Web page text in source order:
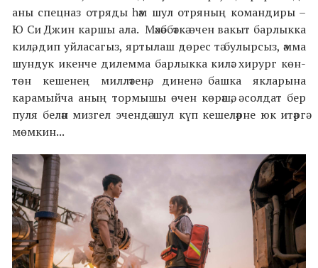
аны спецназ отряды һәм шул отряның командиры –
Ю Си Джин каршы ала. Мәхәббәткә өчен вакыт барлыкка
килә, дип уйласагыз, яртылаш дөрес тә булырсыз, әмма
шундук икенче дилемма барлыкка килә: хирург көн-
төн кешенең милләтенә, диненә башка якларына
карамыйча аның тормышы өчен көрәшә, ә солдат бер
пуля белән мизгел эчендә шул күп кешеләрне юк итәргә
мөмкин...